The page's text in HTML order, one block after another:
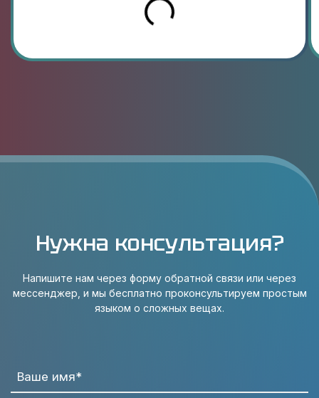
Нужна консультация?
Напишите нам через форму обратной связи или через
мессенджер, и мы бесплатно проконсультируем простым
языком о сложных вещах.
Ваше имя*